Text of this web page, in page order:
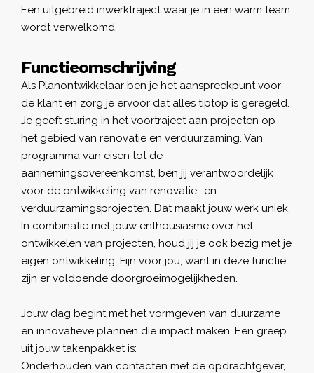
Een uitgebreid inwerktraject waar je in een warm team
wordt verwelkomd.
Functieomschrijving
Als Planontwikkelaar ben je het aanspreekpunt voor
de klant en zorg je ervoor dat alles tiptop is geregeld.
Je geeft sturing in het voortraject aan projecten op
het gebied van renovatie en verduurzaming. Van
programma van eisen tot de
aannemingsovereenkomst, ben jij verantwoordelijk
voor de ontwikkeling van renovatie- en
verduurzamingsprojecten. Dat maakt jouw werk uniek.
In combinatie met jouw enthousiasme over het
ontwikkelen van projecten, houd jij je ook bezig met je
eigen ontwikkeling. Fijn voor jou, want in deze functie
zijn er voldoende doorgroeimogelijkheden.
Jouw dag begint met het vormgeven van duurzame
en innovatieve plannen die impact maken. Een greep
uit jouw takenpakket is:
Onderhouden van contacten met de opdrachtgever,